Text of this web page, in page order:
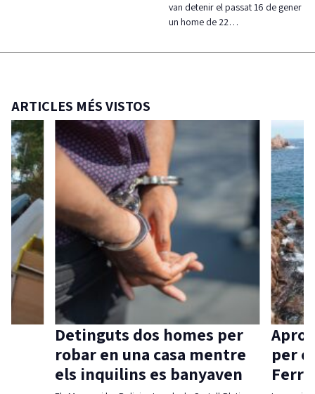
van detenir el passat 16 de gener
un home de 22…
ARTICLES MÉS VISTOS
Detinguts dos homes per
robar en una casa mentre
els inquilins es banyaven
per